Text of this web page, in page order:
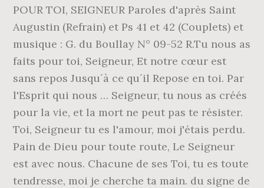
POUR TOI, SEIGNEUR Paroles d'après Saint
Augustin (Refrain) et Ps 41 et 42 (Couplets) et
musique : G. du Boullay N° 09-52 R.Tu nous as
faits pour toi, Seigneur, Et notre cœur est
sans repos Jusqu´à ce qu´il Repose en toi. Par
l'Esprit qui nous … Seigneur, tu nous as créés
pour la vie, et la mort ne peut pas te résister.
Toi, Seigneur tu es l'amour, moi j'étais perdu.
Pain de Dieu pour toute route, Le Seigneur
est avec nous. Chacune de ses Toi, tu es toute
tendresse, moi je cherche ta main. du signe de